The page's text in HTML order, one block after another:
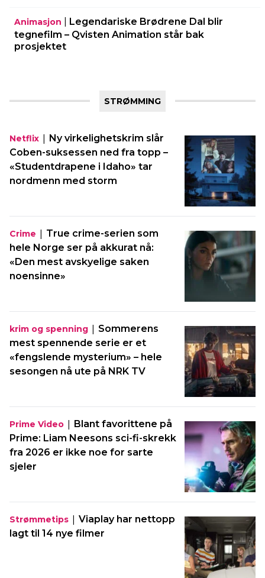
Animasjon
Legendariske Brødrene Dal blir
tegnefilm – Qvisten Animation står bak
prosjektet
STRØMMING
Netflix | Ny virkelighetskrim slår
Coben-suksessen ned fra topp –
«Studentdrapene i Idaho» tar
nordmenn med storm
Crime | True crime-serien som
hele Norge ser på akkurat nå:
«Den mest avskyelige saken
noensinne»
krim og spenning | Sommerens
mest spennende serie er et
«fengslende mysterium» – hele
sesongen nå ute på NRK TV
Prime Video | Blant favorittene på
Prime: Liam Neesons sci-fi-skrekk
fra 2026 er ikke noe for sarte
sjeler
Strømmetips | Viaplay har nettopp
lagt til 14 nye filmer